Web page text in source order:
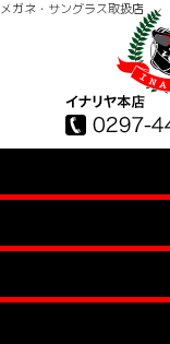
メガネ・サングラス取扱店